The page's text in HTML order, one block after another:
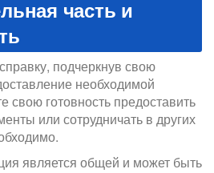
часть и
подчеркнув свою
необходимой
готовность предоставить
или сотрудничать в других
является общей и может быть